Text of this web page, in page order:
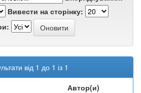
Вивести на сторінку:
від 1 до 1 із 1
Автор(и)